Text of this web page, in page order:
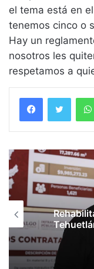
el tema está en
tenemos cinco o
Hay un
nosotros les
respetamos a